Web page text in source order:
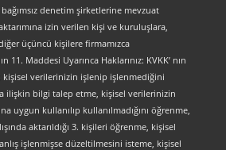
denetim şirketlerine mevzuat
izin verilen kişi ve kuruluşlara,
üçüncü kişilere firmamızca
11. Maddesi Uyarınca Haklarınız: KVKK’ nın
kişisel verilerinizin işlenip işlenmediğini
ilişkin bilgi talep etme, kişisel verilerinizin
uygun kullanılıp kullanılmadığını öğrenme,
aktarıldığı 3. kişileri öğrenme, kişisel
işlenmişse düzeltilmesini isteme, kişisel